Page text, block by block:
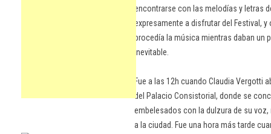
encontrarse con las melodías y letras
expresamente a disfrutar del Festival,
procedía la música mientras daban un
inevitable.
Fue a las 12h cuando Claudia
del Palacio Consistorial, donde se
embelesados con la dulzura de su
a la ciudad. Fue una hora más tarde